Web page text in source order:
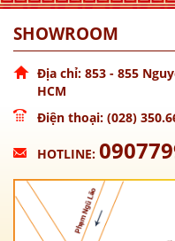
SHOWROOM
Địa chỉ: 853 - 855
HCM
Điện thoại: (028)
HOTLINE: